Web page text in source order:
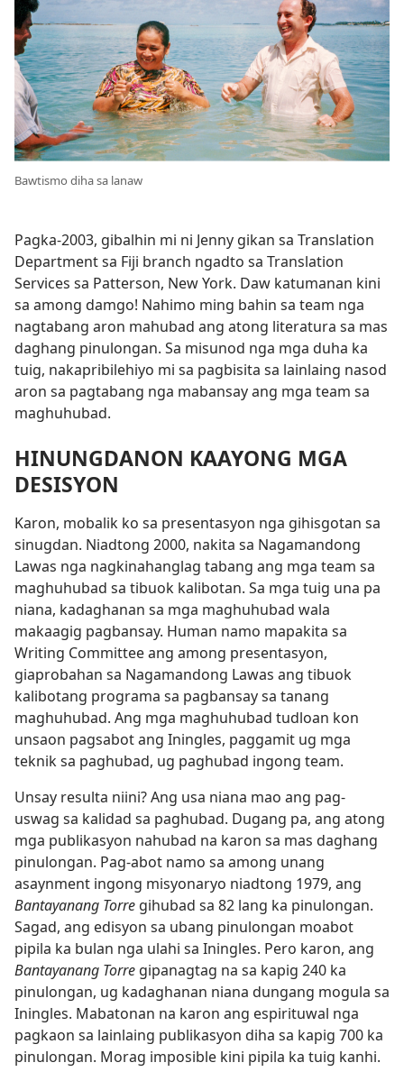
Bawtismo diha sa lanaw
Pagka-2003, gibalhin mi ni Jenny gikan sa Translation
Department sa Fiji branch ngadto sa Translation
Services sa Patterson, New York. Daw katumanan kini
sa among damgo! Nahimo ming bahin sa team nga
nagtabang aron mahubad ang atong literatura sa mas
daghang pinulongan. Sa misunod nga mga duha ka
tuig, nakapribilehiyo mi sa pagbisita sa lainlaing nasod
aron sa pagtabang nga mabansay ang mga team sa
maghuhubad.
HINUNGDANON KAAYONG MGA
DESISYON
Karon, mobalik ko sa presentasyon nga gihisgotan sa
sinugdan. Niadtong 2000, nakita sa Nagamandong
Lawas nga nagkinahanglag tabang ang mga team sa
maghuhubad sa tibuok kalibotan. Sa mga tuig una pa
niana, kadaghanan sa mga maghuhubad wala
makaagig pagbansay. Human namo mapakita sa
Writing Committee ang among presentasyon,
giaprobahan sa Nagamandong Lawas ang tibuok
kalibotang programa sa pagbansay sa tanang
maghuhubad. Ang mga maghuhubad tudloan kon
unsaon pagsabot ang Iningles, paggamit ug mga
teknik sa paghubad, ug paghubad ingong team.
Unsay resulta niini? Ang usa niana mao ang pag-
uswag sa kalidad sa paghubad. Dugang pa, ang atong
mga publikasyon nahubad na karon sa mas daghang
pinulongan. Pag-abot namo sa among unang
asaynment ingong misyonaryo niadtong 1979, ang
Bantayanang Torre gihubad sa 82 lang ka pinulongan.
Sagad, ang edisyon sa ubang pinulongan moabot
pipila ka bulan nga ulahi sa Iningles. Pero karon, ang
Bantayanang Torre gipanagtag na sa kapig 240 ka
pinulongan, ug kadaghanan niana dungang mogula sa
Iningles. Mabatonan na karon ang espirituwal nga
pagkaon sa lainlaing publikasyon diha sa kapig 700 ka
pinulongan. Morag imposible kini pipila ka tuig kanhi.